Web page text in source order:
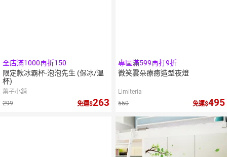
全店滿1000再折150
限定款冰霸杯-泡泡先生 (保冰/溫
杯)
葉子小舖
299
免運 263
專區滿599再打9折
微笑雲朵療癒造型夜燈
Limiteria
550
免運 495